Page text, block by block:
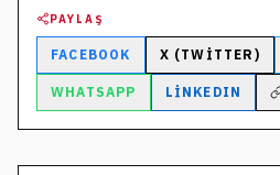
PAYLAŞ
FACEBOOK X (TWITTER)
WHATSAPP LINKEDIN